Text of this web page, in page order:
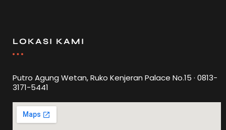
LOKASI KAMI
Putro Agung Wetan, Ruko Kenjeran Palace No.15 · 0813-
3171-5441